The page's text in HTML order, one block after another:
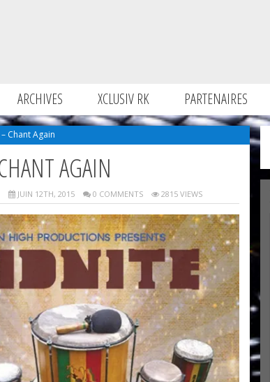
ARCHIVES XCLUSIV RK PARTENAIRES
Chant Again
AGAIN
JUIN 12TH, 2015 0 COMMENTS 2815 VIEWS